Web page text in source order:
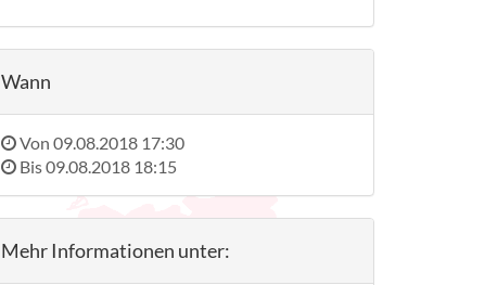
Wann
Von 09.08.2018 17:30
Bis09.08.2018 18:15
Mehr Informationen unter: